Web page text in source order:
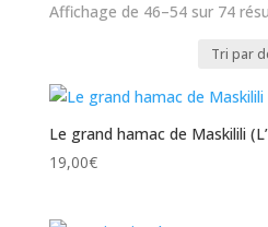
Affichage de 46–54 sur 74
Le grand hamac de Maskilili
19,00€